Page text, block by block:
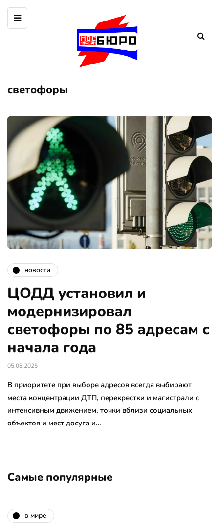
светофоры
новости
ЦОДД установил и
модернизировал
светофоры по 85 адресам с
начала года
05.08.2025
В приоритете при выборе адресов всегда выбирают
места концентрации ДТП, перекрестки и магистрали с
интенсивным движением, точки вблизи социальных
объектов и мест досуга и…
Самые популярные
в мире